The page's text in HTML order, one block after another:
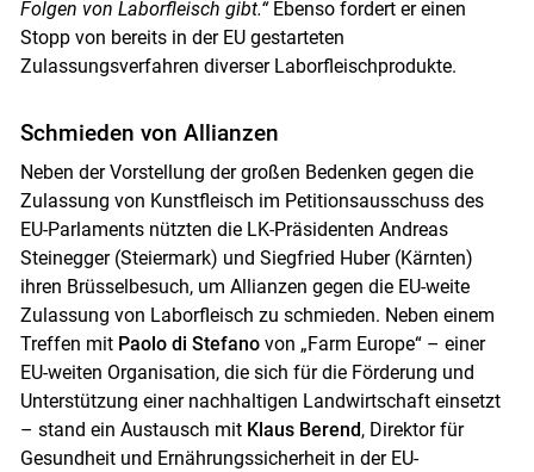
Folgen von Laborfleisch gibt.“Ebenso fordert er einen
Stopp von bereits in der EU gestarteten
Zulassungsverfahren diverser Laborfleischprodukte.
Schmieden von Allianzen
Neben der Vorstellung der großen Bedenken gegen die
Zulassung von Kunstfleisch im Petitionsausschuss des
EU-Parlaments nützten die LK-Präsidenten Andreas
Steinegger (Steiermark) und Siegfried Huber (Kärnten)
ihren Brüsselbesuch, um Allianzen gegen die EU-weite
Zulassung von Laborfleisch zu schmieden. Neben einem
Treffen mit Paolo di Stefanovon „Farm Europe“ – einer
EU-weiten Organisation, die sich für die Förderung und
Unterstützung einer nachhaltigen Landwirtschaft einsetzt
– stand ein Austausch mitKlaus Berend, Direktor für
Gesundheit und Ernährungssicherheit in der EU-